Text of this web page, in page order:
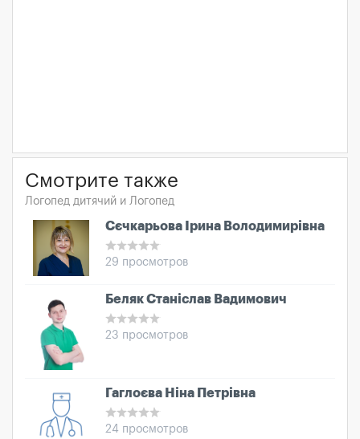
Смотрите также
Логопед дитячий и Логопед
Сєчкарьова Ірина Володимирівна
29 просмотров
Беляк Станіслав Вадимович
23 просмотров
Гаглоєва Ніна Петрівна
24 просмотров